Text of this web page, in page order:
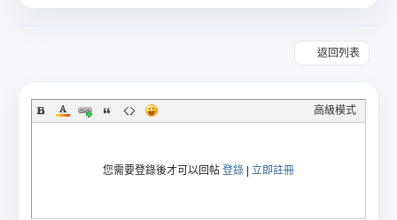
返回列表
高級模式
您需要登錄後才可以回帖 登錄 立即註冊